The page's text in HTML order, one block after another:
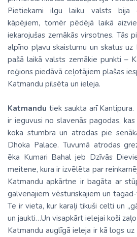
Pietiekami ilgu laiku valsts bija
kāpējiem, tomēr pēdējā laikā
iekarojušas zemākās virsotnes. Tās
alpīno pļavu skaistumu un skatus uz
pašā laikā valsts zemākie punkti –
reģions piedāvā ceļotājiem plašas
Katmandu pilsēta un ieleja.
Katmandu tiek saukta arī
ir ieguvusi no slavenās pagodas,
koka stumbra un atrodas pie
Dhoka Palace. Tuvumā atrodas
ēka Kumari Bahal jeb Dzīvās
meitene, kura ir izvēlēta par
Katmandu apkārtne ir bagāta ar
galvenajiem vēsturiskajiem un
Te ir vieta, kur karaļi tikuši celti un
un jaukti…Un visapkārt ielejai koši
Katmandu auglīgā ieleja ir kā logs